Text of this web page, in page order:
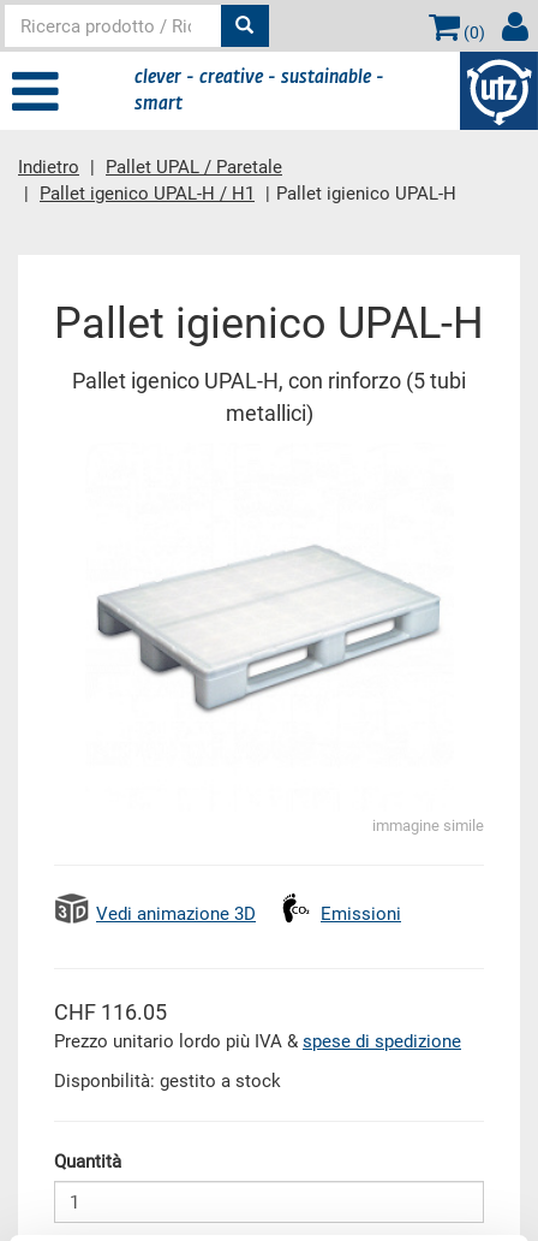
(0)
clever - creative - sustainable -
smart
Indietro
Pallet UPAL / Paretale
Pallet igenico UPAL-H / H1
Pallet igienico UPAL-H
Pallet igienico UPAL-H
Pallet igenico UPAL-H, con rinforzo (5 tubi
metallici)
immagine simile
Vedi animazione 3D Emissioni
CHF 116.05
Prezzo unitario lordo più IVA & spese di spedizione
Disponbilità: gestito a stock
Quantità